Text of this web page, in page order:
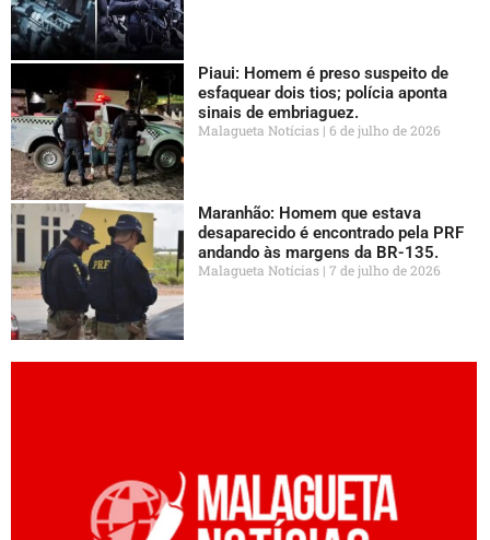
Piaui: Homem é preso suspeito de
esfaquear dois tios; polícia aponta
sinais de embriaguez.
Malagueta Notícias 6 de julho de 2026
Maranhão: Homem que estava
desaparecido é encontrado pela PRF
andando às margens da BR-135.
Malagueta Notícias 7 de julho de 2026